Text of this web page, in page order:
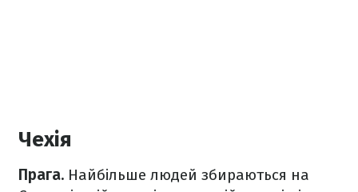
Чехія
Прага. Найбільше людей збираються на